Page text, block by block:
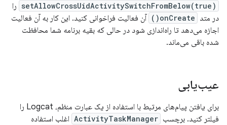
setAllowCrossUidActivitySwitchFromBelow(true) را
در متد onCreate()
آن فعالیت فراخوانی کنید. این کار به آن فعالیت
اجازه می‌دهد تا راه‌اندازی شود در حالی که بقیه برنامه شما محافظت
شده باقی می‌ماند.
عیب‌یابی
برای یافتن پیام‌های مرتبط با استفاده از یک عبارت منظم، Logcat را
فیلتر کنید. برچسب ActivityTaskManager اغلب استفاده